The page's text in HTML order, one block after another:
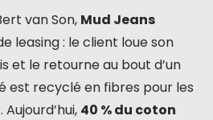
van Son, Mud Jeans
leasing : le client loue son
et le retourne au bout d’un
est recyclé en fibres pour les
40 % du coton